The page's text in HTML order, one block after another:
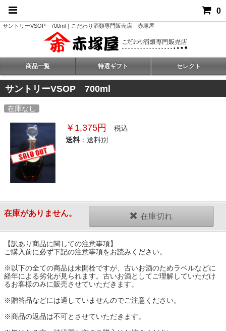
0
サントリーVSOP 700ml｜こだわり酒類専門販売店 赤塚屋
商品一覧 特選ギフト セレクト
サントリーVSOP 700ml
在庫なし
￥1,375円
税込
送料 ：送料別
在庫がありません。 在庫切れ
【訳あり商品に関しての注意事項】
ご購入前に必ず下記の注意事項をお読みください。
※以下の全ての商品は未開栓ですが、古いお酒のためラベルなどに
経年による劣化が見られます。古いお酒としてご理解していただけ
るお客様のみに販売させていただきます。
※贈答品などには適していませんのでご注意ください。
※商品の返品は不可とさせていただきます。